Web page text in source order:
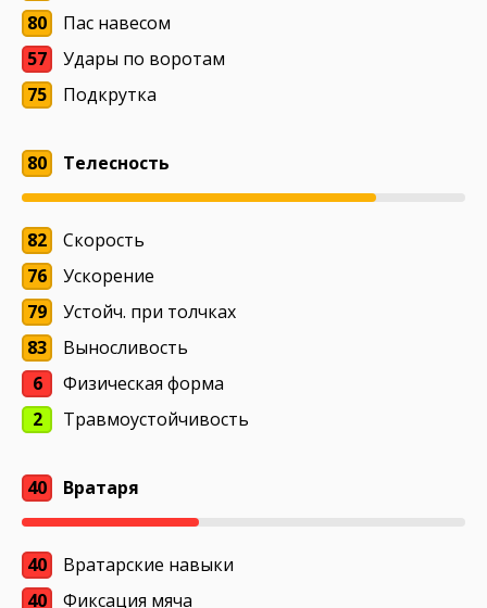
80
Пас навесом
57
Удары по воротам
75
Подкрутка
80 Телесность
82
Скорость
76
Ускорение
79
Устойч. при толчках
83
Выносливость
6
Физическая форма
2
Травмоустойчивость
40 Вратаря
40
Вратарские навыки
40
Фиксация мяча